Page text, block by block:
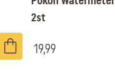
2st
19,99